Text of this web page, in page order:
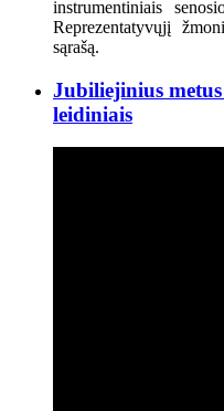
instrumentiniais
Reprezentatyvųjį
sąrašą.
Jubiliejinius
leidiniais